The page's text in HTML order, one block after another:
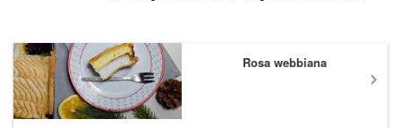
Rosa webbiana